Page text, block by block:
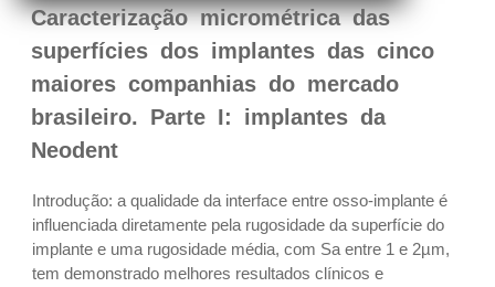
Caracterização micrométrica das
superfícies dos implantes das cinco
maiores companhias do mercado
brasileiro. Parte I: implantes da
Neodent
Introdução: a qualidade da interface entre osso-implante é
influenciada diretamente pela rugosidade da superfície do
implante e uma rugosidade média, com Sa entre 1 e 2µm,
tem demonstrado melhores resultados clínicos e